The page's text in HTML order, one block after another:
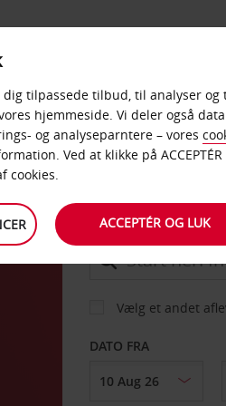
&
BIL
AFHENT FRA
Vælg et andet
DATO FRA
tilpassede tilbud, til analyser og
hjemmeside. Vi deler også data
og analyseparntere – vores
Ved at klikke på ACCEPTÉR
cookies.
ACCEPTÉR OG LUK